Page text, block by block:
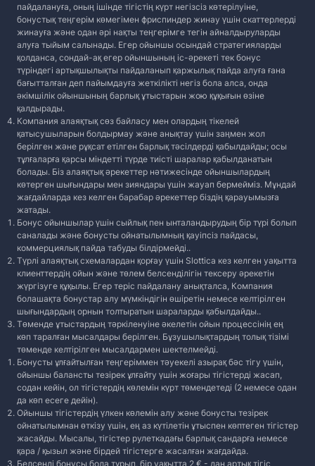
пайдалануға, оның ішінде тігістің күрт негізсіз көтерілуіне,
бонустық теңгерім көмегімен фриспиндер жинау үшін скаттерлерді
жинауға және одан әрі нақты теңгерімге тегін айналдыруларды
алуға тыйым салынады. Егер ойыншы осындай стратегияларды
қолданса, сондай-ақ егер ойыншының іс-әрекеті тек бонус
түріндегі артықшылықты пайдаланып қаржылық пайда алуға ғана
бағытталған деп пайымдауға жеткілікті негіз бола алса, онда
әкімшілік ойыншының барлық ұтыстарын жою құқығын өзіне
қалдырады.
Компания алаяқтық сөз байласу мен олардың тікелей
қатысушыларын болдырмау және анықтау үшін заңмен жол
берілген және рұқсат етілген барлық тәсілдерді қабылдайды; осы
тұлғаларға қарсы міндетті түрде тиісті шаралар қабылданатын
болады. Біз алаяқтық әрекеттер нәтижесінде ойыншылардың
көтерген шығындары мен зияндары үшін жауап бермейміз. Мұндай
жағдайларда кез келген барабар әрекеттер біздің қарауымызға
жатады.
Бонус ойыншылар үшін сыйлық пен ынталандырудың бір түрі болып
саналады және бонусты ойнатылымның қауіпсіз пайдасы,
коммерциялық пайда табуды білдірмейді..
Түрлі алаяқтық схемалардан қорғау үшін Slottica кез келген уақытта
клиенттердің ойын және төлем белсенділігін тексеру әрекетін
жүргізуге құқылы. Егер теріс пайдалану анықталса, Компания
болашақта бонустар алу мүмкіндігін өшіретін немесе келтірілген
шығындардың орнын толтыратын шараларды қабылдайды..
Төменде ұтыстардың тәркіленуіне әкелетін ойын процессінің ең
көп таралған мысалдары берілген. Бұзушылықтардың толық тізімі
төменде келтірілген мысалдармен шектелмейді.
Бонусты ұлғайтылған теңгеріммен тәуекелі азырақ бәс тігу үшін,
ойыншы балансты тезірек ұлғайту үшін жоғары тігістерді жасап,
содан кейін, ол тігістердің көлемін күрт төмендетеді (2 немесе одан
да көп есеге дейін).
Ойыншы тігістердің үлкен көлемін алу және бонусты тезірек
ойнатылымнан өткізу үшін, ең аз күтілетін ұтыспен көптеген тігістер
жасайды. Мысалы, тігістер рулеткадағы барлық сандарға немесе
қара / қызыл және бірдей тігістерге жасалған жағдайда.
Белсенді бонусы бола тұрып, бір уақытта 2 € - дан артық тігіс